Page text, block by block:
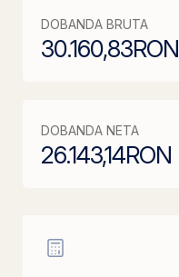
DOBANDA BRUTA
30.160,83RON
DOBANDA NETA
26.143,14RON